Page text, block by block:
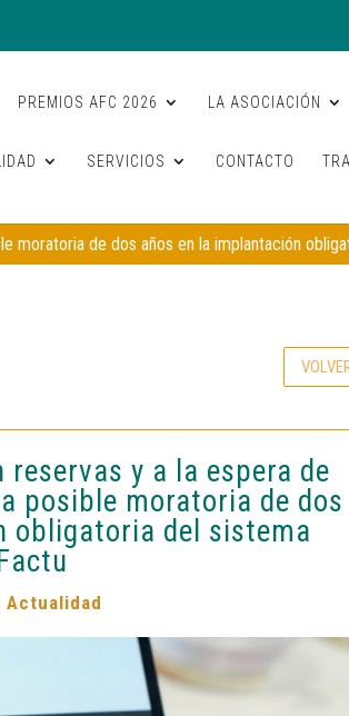
PREMIOS AFC 2026 LA ASOCIACIÓN
SERVICIOS CONTACTO
de dos años en la implantación
reservas y a la espera de
posible moratoria de dos
obligatoria del sistema
Actualidad